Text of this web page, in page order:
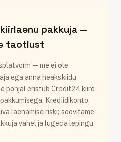
pakkuja —
taotlust
— me ei ole
ega anna heakskiidu
põhjal eristub Credit24 kiire
Krediidikonto
laenamise riski; soovitame
vahel ja lugeda lepingu